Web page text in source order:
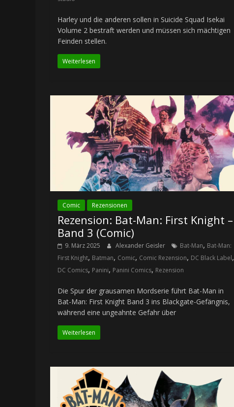
Harley und die anderen sollen in Suicide Squad Isekai
Volume 2 bestraft werden und müssen sich mächtigen
Feinden stellen.
Weiterlesen
Comic Rezensionen
Rezension: Bat-Man: First Knight –
Band 3 (Comic)
9. März 2025 Alexander Geisler Bat-Man, Bat-Man:
First Knight, Batman, Comic, Comic Rezension, DC Black Label,
DC Comics, Panini, Panini Comics, Rezension
Die Spur der grausamen Mordserie führt Bat-Man in
Bat-Man: First Knight Band 3 ins Blackgate-Gefängnis,
während eine ungeahnte Gefahr über
Weiterlesen